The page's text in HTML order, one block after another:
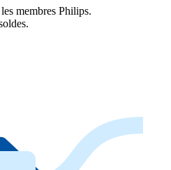
membres Philips.